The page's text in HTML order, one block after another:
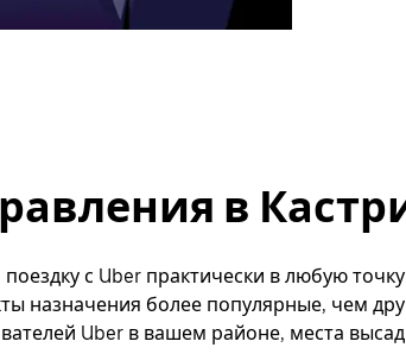
в
с Uber практически в любую
назначения более популярные, чем
Uber в вашем районе, места